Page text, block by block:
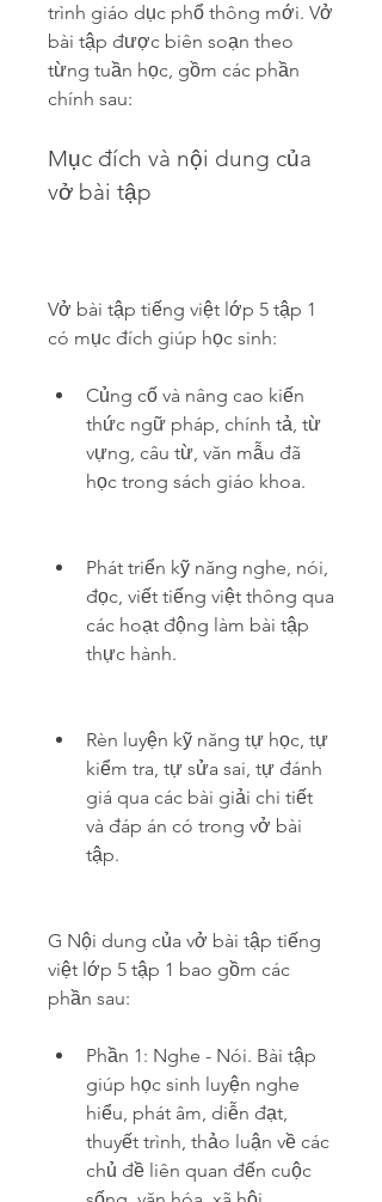
trình giáo dục phổ thông mới. Vở
bài tập được biên soạn theo
từng tuần học, gồm các phần
chính sau:
Mục đích và nội dung của
vở bài tập
Vở bài tập tiếng việt lớp 5 tập 1
có mục đích giúp học sinh:
Củng cố và nâng cao kiến
thức ngữ pháp, chính tả, từ
vựng, câu từ, văn mẫu đã
học trong sách giáo khoa.
Phát triển kỹ năng nghe, nói,
đọc, viết tiếng việt thông qua
các hoạt động làm bài tập
thực hành.
Rèn luyện kỹ năng tự học, tự
kiểm tra, tự sửa sai, tự đánh
giá qua các bài giải chi tiết
và đáp án có trong vở bài
tập.
G Nội dung của vở bài tập tiếng
việt lớp 5 tập 1 bao gồm các
phần sau:
Phần 1: Nghe - Nói. Bài tập
giúp học sinh luyện nghe
hiểu, phát âm, diễn đạt,
thuyết trình, thảo luận về các
chủ đề liên quan đến cuộc